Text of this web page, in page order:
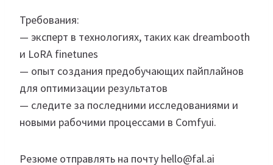
Требования:
— эксперт в технологиях, таких как dreambooth
и LoRA finetunes
— опыт создания предобучающих пайплайнов
для оптимизации результатов
— следите за последними исследованиями и
новыми рабочими процессами в Comfyui.
Резюме отправлять на почту hello@fal.ai